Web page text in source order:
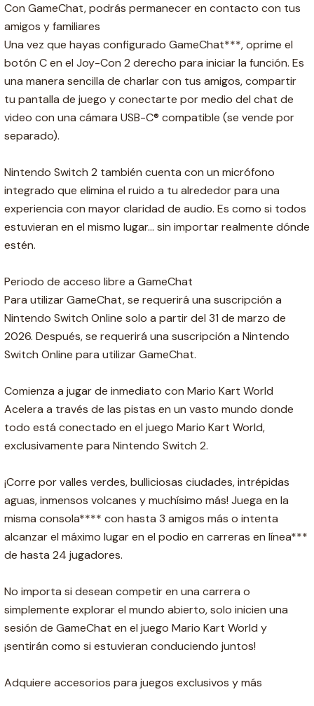
Con GameChat, podrás permanecer en contacto con tus
amigos y familiares
Una vez que hayas configurado GameChat***, oprime el
botón C en el Joy-Con 2 derecho para iniciar la función. Es
una manera sencilla de charlar con tus amigos, compartir
tu pantalla de juego y conectarte por medio del chat de
video con una cámara USB-C® compatible (se vende por
separado).
Nintendo Switch 2 también cuenta con un micrófono
integrado que elimina el ruido a tu alrededor para una
experiencia con mayor claridad de audio. Es como si todos
estuvieran en el mismo lugar... sin importar realmente dónde
estén.
Periodo de acceso libre a GameChat
Para utilizar GameChat, se requerirá una suscripción a
Nintendo Switch Online solo a partir del 31 de marzo de
2026. Después, se requerirá una suscripción a Nintendo
Switch Online para utilizar GameChat.
Comienza a jugar de inmediato con Mario Kart World
Acelera a través de las pistas en un vasto mundo donde
todo está conectado en el juego Mario Kart World,
exclusivamente para Nintendo Switch 2.
¡Corre por valles verdes, bulliciosas ciudades, intrépidas
aguas, inmensos volcanes y muchísimo más! Juega en la
misma consola**** con hasta 3 amigos más o intenta
alcanzar el máximo lugar en el podio en carreras en línea***
de hasta 24 jugadores.
No importa si desean competir en una carrera o
simplemente explorar el mundo abierto, solo inicien una
sesión de GameChat en el juego Mario Kart World y
¡sentirán como si estuvieran conduciendo juntos!
Adquiere accesorios para juegos exclusivos y más